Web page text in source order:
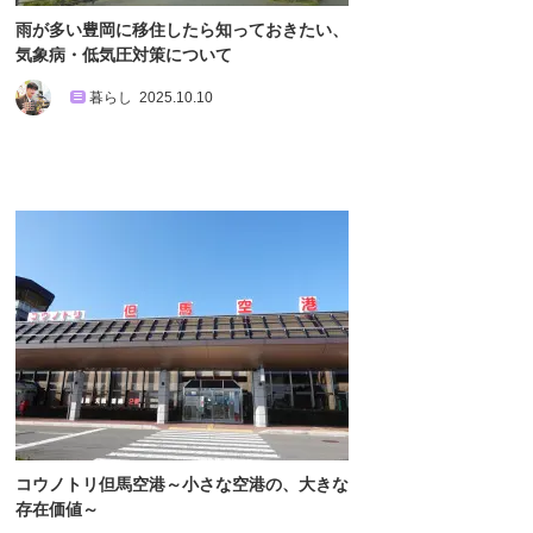
雨が多い豊岡に移住したら知っておきたい、
気象病・低気圧対策について
暮らし 2025.10.10
コウノトリ但馬空港～小さな空港の、大きな
存在価値～